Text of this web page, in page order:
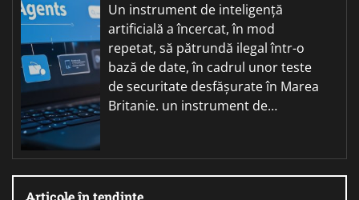
Un instrument de inteligență
artificială a încercat, în mod
repetat, să pătrundă ilegal într-o
bază de date, în cadrul unor teste
de securitate desfășurate în Marea
Britanie. un instrument de…